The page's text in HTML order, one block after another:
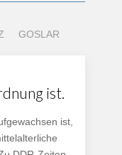
GOSLAR
ist.
ist,